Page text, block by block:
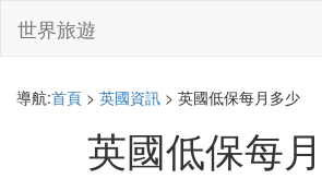
世界旅遊
導航:首頁 > 英國資訊 > 英國低保每月多少
英國低保每